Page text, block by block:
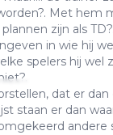
Met hem
zijn als
in wie hij
spelers hij wel
dat er dan
staan er dan
andere